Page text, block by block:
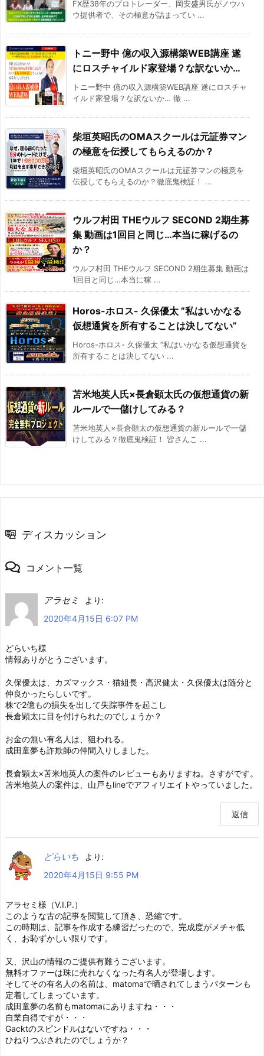
FX歴38年のプロトレーダー、岡安盛男氏がノウハ
ウ提供者で、その極意が詰まってい ...
トニー野中 億の収入源構築WEB講座 遂
にロスチャイルド家登場？な訳ないか…
トニー野中 億の収入源構築WEB講座 遂にロスチャ
イルド家登場？な訳ないか… 徹 ...
柴垣英昭氏のOMAスクールは元証券マン
の極意を伝授してもらえるのか？
柴垣英昭氏のOMAスクールは元証券マンの極意を
伝授してもらえるのか？徹底鬼検証！ ...
ウルフ村田 THEウルフ SECOND 2期生募
集 動画は1回目と同じ…本当に稼げるの
か？
ウルフ村田 THEウルフ SECOND 2期生募集 動画は
1回目と同じ…本当に稼 ...
Horos-ホロス- 久保優太 ”私はいかなる
仮想通貨を所有することは決してない”
Horos-ホロス- 久保優太 ”私はいかなる仮想通貨を
所有することは決してない ...
苫米地英人氏×長倉顕太氏の仮想通貨の新
ルールで一儲けしてみる？
苫米地英人×長倉顕太の仮想通貨の新ルールで一儲
けしてみる？徹底鬼検証！ 皆さんこ ...
ディスカッション
コメント一覧
アラセミ
より:
2020年4月15日 6:07 PM
どらいち様
情報ありがとうございます。
久保優太は、カズマックス・猫組長・高沢健太・久保優太は随分と
仲良かったらしいです。
株で2億もの損失を出して失踪事件を起こし
長倉顕太に目を付けられたのでしょうか？
お金の無い有名人は、狙われる。
成田童夢も詐欺師の仲間入りしました。
長倉顕太×苫米地英人の案件のレビューもありますね。さすがです。
苫米地英人の案件は、山戸もlineでアフィリエイトやっていました。
返信
どらいち
より:
2020年4月15日 9:55 PM
アラセミ様（V.I.P.）
このような古の記事を閲覧して頂き、恐縮です。
この時期は、記事を作成する練習だったので、完成度がメチャ低
く、お恥ずかしい限りです。
又、沢山の情報のご提供有難うございます。
無料オファーは珠に売れなくなった有名人が登場します。
そしてその有名人の名前は、matomaで晒されてしまうパターンも
定着してしまっています。
成田童夢の名前もmatomaにありますね・・・
自業自得ですが・・・
Gacktのスピンドルはないですね・・・
ひねりつぶされたのでしょうか？